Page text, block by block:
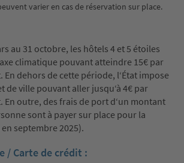
varier en cas de réservation sur place.
au 31 octobre, les hôtels 4 et 5 étoiles
climatique pouvant atteindre 15€ par
dehors de cette période, l‘État impose
de ville pouvant aller jusqu‘à 4€ par
En outre, des frais de port d‘un montant
sont à payer sur place pour la
septembre 2025).
/ Carte de crédit :